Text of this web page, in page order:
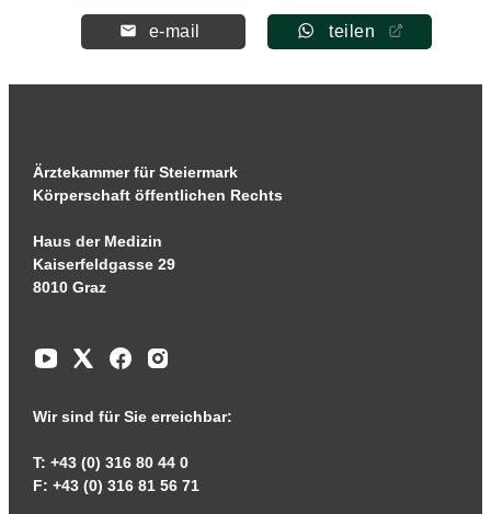
e-mail teilen
Ärztekammer für Steiermark
Körperschaft öffentlichen Rechts
Haus der Medizin
Kaiserfeldgasse 29
8010 Graz
Wir sind für Sie erreichbar:
T: +43 (0) 316 80 44 0
F: +43 (0) 316 81 56 71